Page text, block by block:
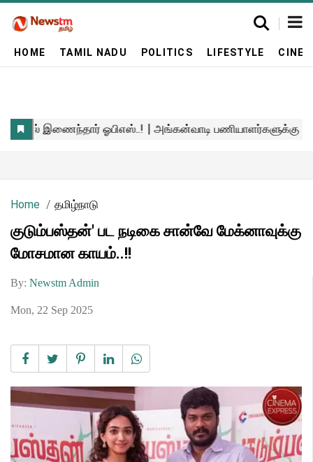
HOME TAMIL NADU POLITICS LIFESTYLE
Home தமிழ்நாடு
குடும்பஸ்தன்' பட நடிகை சான்வே மேக்னாவுக்கு
மோசமான காயம்..!!
By: Newstm Admin
Mon, 22 Sep 2025